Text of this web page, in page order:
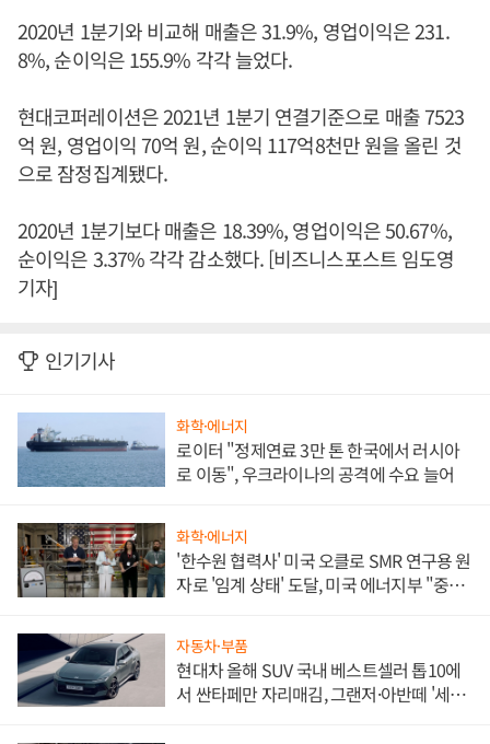
2020년 1분기와 비교해 매출은 31.9%, 영업이익은 231.
8%, 순이익은 155.9% 각각 늘었다.
현대코퍼레이션은 2021년 1분기 연결기준으로 매출 7523
억 원, 영업이익 70억 원, 순이익 117억8천만 원을 올린 것
으로 잠정집계됐다.
2020년 1분기보다 매출은 18.39%, 영업이익은 50.67%,
순이익은 3.37% 각각 감소했다. [비즈니스포스트 임도영
기자]
인기기사
화학·에너지
로이터 "정제연료 3만 톤 한국에서 러시아
로 이동", 우크라이나의 공격에 수요 늘어
화학·에너지
'한수원 협력사' 미국 오클로 SMR 연구용 원
자로 '임계 상태' 도달, 미국 에너지부 "중요
자동차·부품
현대차 올해 SUV 국내 베스트셀러 톱10에
서 싼타페만 자리매김, 그랜저·아반떼 '세단